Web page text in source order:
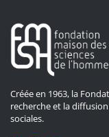
Créée en 1963, la
recherche et la
sociales.